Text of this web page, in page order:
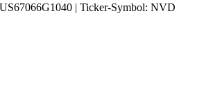
| Ticker-Symbol: NVD